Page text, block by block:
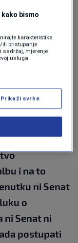
osnovano i
okončanja
neke nove
svim žalbama
i na to
ni Senat
o
ni Senat ni
postupati
bismo
karakteristike
ili pristupanje
sadržaj, mjerenje
usluga.
Prikaži svrhe